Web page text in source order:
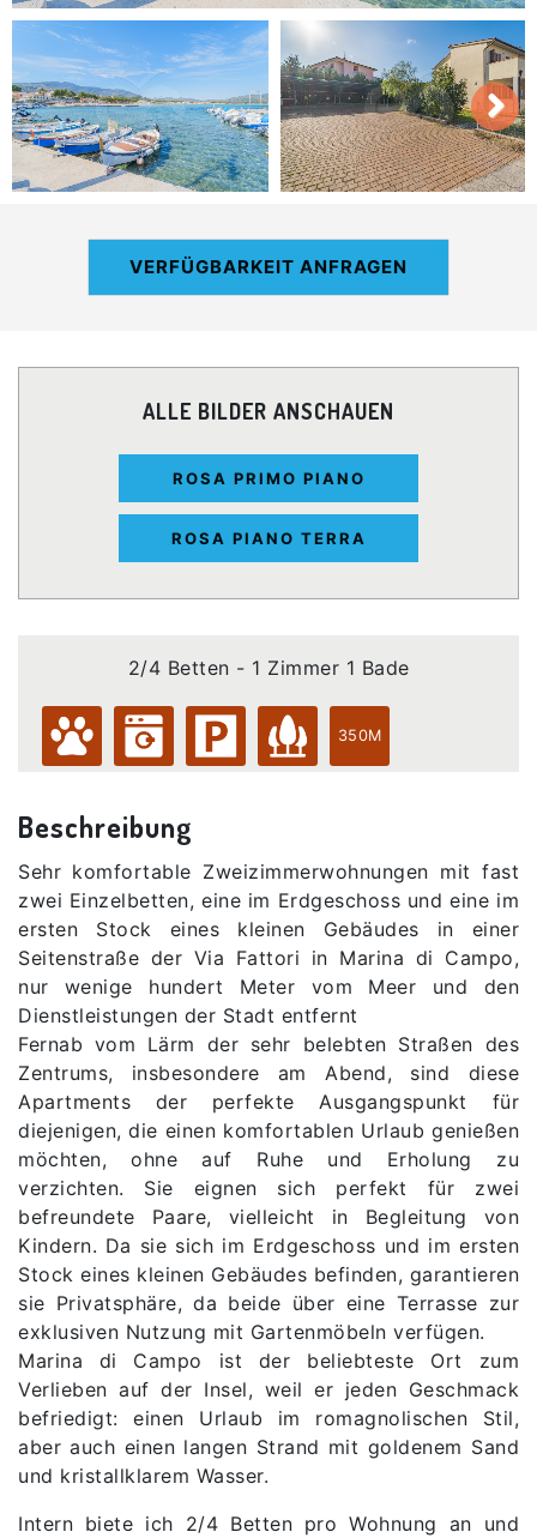
VERFÜGBARKEIT ANFRAGEN
ALLE BILDER ANSCHAUEN
ROSA PRIMO PIANO
ROSA PIANO TERRA
2/4 Betten - 1 Zimmer 1 Bade
350M
Beschreibung
Sehr komfortable Zweizimmerwohnungen mit fast
zwei Einzelbetten, eine im Erdgeschoss und eine im
ersten Stock eines kleinen Gebäudes in einer
Seitenstraße der Via Fattori in Marina di Campo,
nur wenige hundert Meter vom Meer und den
Dienstleistungen der Stadt entfernt
Fernab vom Lärm der sehr belebten Straßen des
Zentrums, insbesondere am Abend, sind diese
Apartments der perfekte Ausgangspunkt für
diejenigen, die einen komfortablen Urlaub genießen
möchten, ohne auf Ruhe und Erholung zu
verzichten. Sie eignen sich perfekt für zwei
befreundete Paare, vielleicht in Begleitung von
Kindern. Da sie sich im Erdgeschoss und im ersten
Stock eines kleinen Gebäudes befinden, garantieren
sie Privatsphäre, da beide über eine Terrasse zur
exklusiven Nutzung mit Gartenmöbeln verfügen.
Marina di Campo ist der beliebteste Ort zum
Verlieben auf der Insel, weil er jeden Geschmack
befriedigt: einen Urlaub im romagnolischen Stil,
aber auch einen langen Strand mit goldenem Sand
und kristallklarem Wasser.
Intern biete ich 2/4 Betten pro Wohnung an und